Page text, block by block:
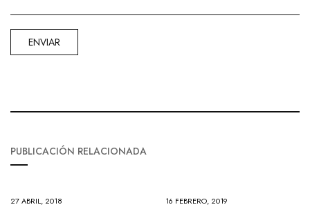
PUBLICACIÓN RELACIONADA
27 ABRIL, 2018 16 FEBRERO, 2019